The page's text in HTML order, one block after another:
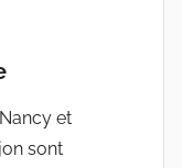
et
sont